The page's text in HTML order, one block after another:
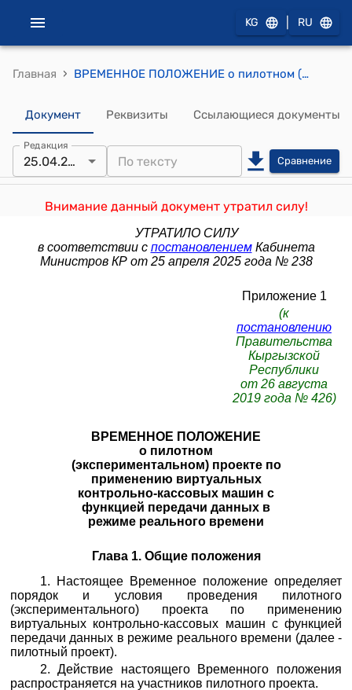
KG RU
Главная › ВРЕМЕННОЕ ПОЛОЖЕНИЕ о пилотном (экспериментальном) проекте по применению виртуальных контрольно-кассовых машин с функцией передачи данных в режиме реального времени (к постановлению Правительства КР от 26 августа 2019 года № 426)
Документ Реквизиты Ссылающиеся документы
Редакция
25.04.2025 Сравнение
Внимание данный документ утратил силу!